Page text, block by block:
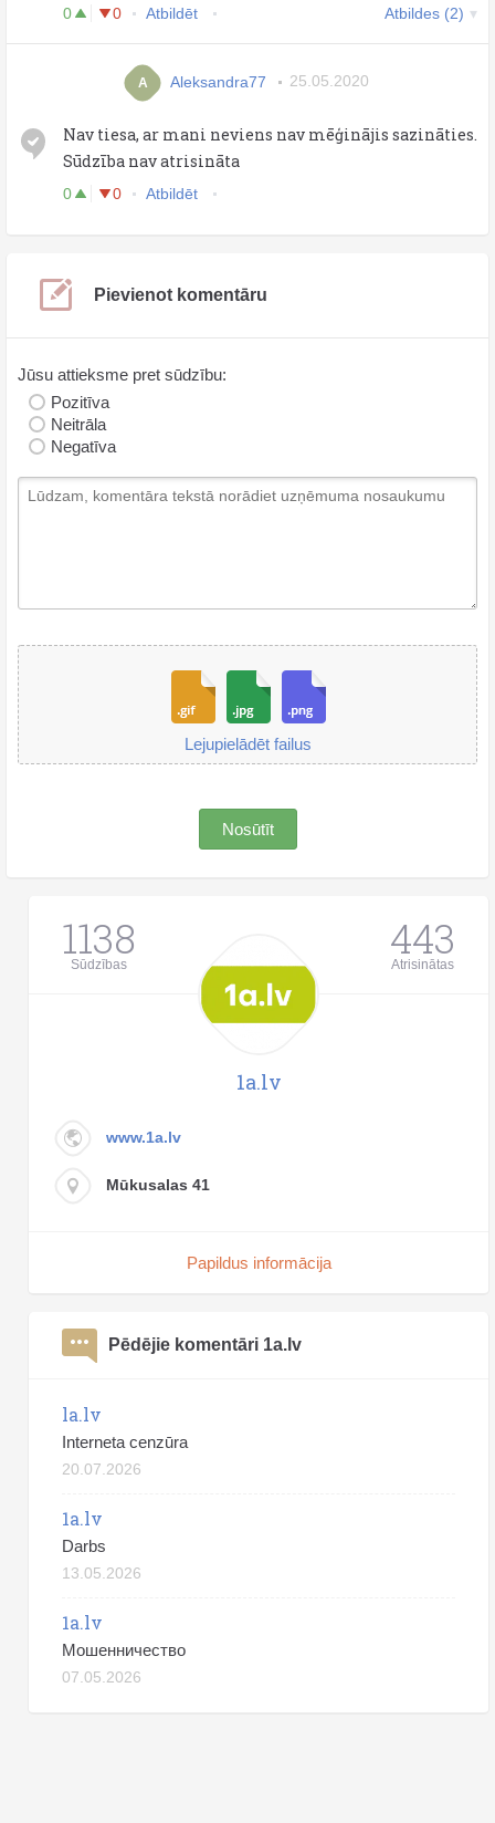
0 0 Atbildēt Atbildes (2)
A Aleksandra77 25.05.2020
Nav tiesa, ar mani neviens nav mēģinājis sazināties.
Sūdzība nav atrisināta
0 0 Atbildēt
Pievienot komentāru
Jūsu attieksme pret sūdzību:
Pozitīva
Neitrāla
Negatīva
Lejupielādēt failus
Nosūtīt
1138
Sūdzības 443
Atrisinātas
1a.lv
www.1a.lv
Mūkusalas 41
Papildus informācija
Pēdējie komentāri 1a.lv
la.lv
Interneta cenzūra
20.07.2026
1a.lv
Darbs
13.05.2026
1a.lv
Мошенничество
07.05.2026